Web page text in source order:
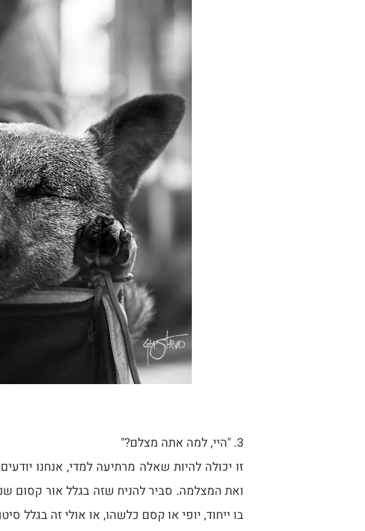
3. "היי, למה אתה מצלם?"
זו יכולה להיות שאלה מרתיעה למדי, אנחנו
ואת המצלמה. סביר להניח שזה בגלל אור קסום
בו ייחוד, יופי או קסם כלשהו, או אולי זה בגלל